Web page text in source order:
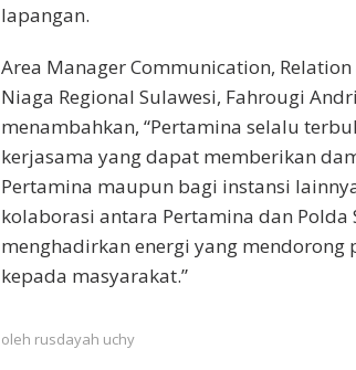
lapangan.
Area Manager Communication, Relation
Niaga Regional Sulawesi, Fahrougi
menambahkan, “Pertamina selalu
kerjasama yang dapat memberikan
Pertamina maupun bagi instansi
kolaborasi antara Pertamina dan
menghadirkan energi yang mendorong
kepada masyarakat.”
oleh rusdayah uchy